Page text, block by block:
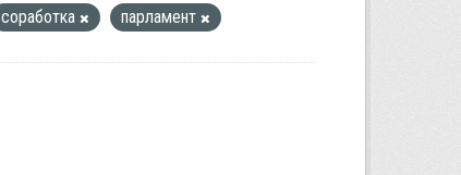
соработка парламент